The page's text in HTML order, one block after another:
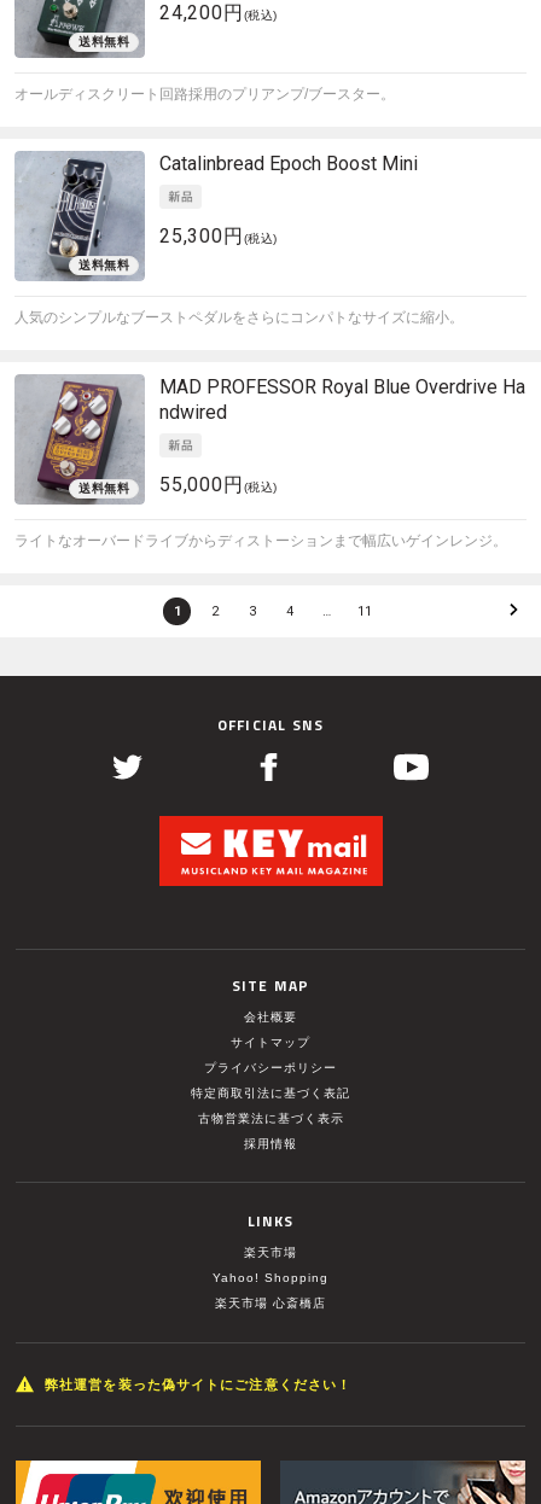
24,200円 (税込)
オールディスクリート回路採用のプリアンプ/ブースター。
Catalinbread Epoch Boost Mini
25,300円 (税込)
人気のシンプルなブーストペダルをさらにコンパトなサイズに縮小。
MAD PROFESSOR Royal Blue Overdrive Ha
ndwired
55,000円 (税込)
ライトなオーバードライブからディストーションまで幅広いゲインレンジ。
1 2 3 4 … 11
OFFICIAL SNS
SITE MAP
会社概要
サイトマップ
プライバシーポリシー
特定商取引法に基づく表記
古物営業法に基づく表示
採用情報
LINKS
楽天市場
Yahoo! Shopping
楽天市場 心斎橋店
弊社運営を装った偽サイトにご注意ください！